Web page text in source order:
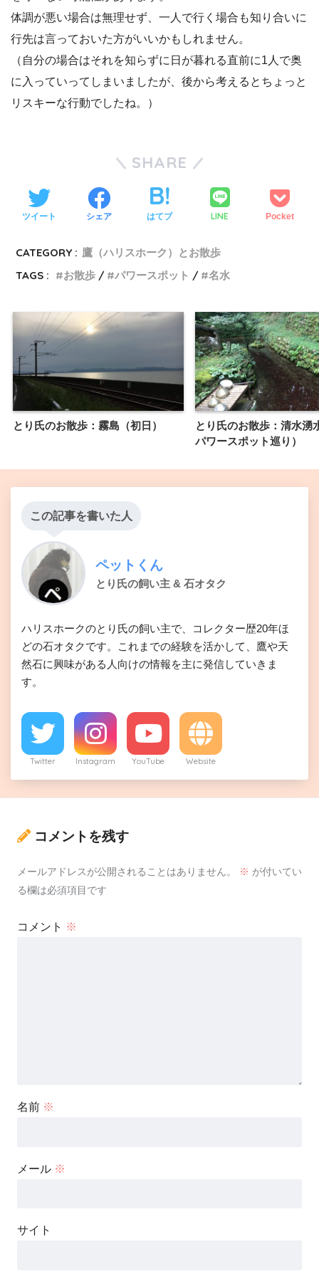
体調が悪い場合は無理せず、一人で行く場合も知り合いに
行先は言っておいた方がいいかもしれません。
（自分の場合はそれを知らずに日が暮れる直前に1人で奥
に入っていってしまいましたが、後から考えるとちょっと
リスキーな行動でしたね。）
SHARE
ツイート シェア はてブ LINE Pocket
CATEGORY : 鷹（ハリスホーク）とお散歩
TAGS :
お散歩 パワースポット 名水
とり氏のお散歩：霧島（初日）
とり氏のお散歩：清水湧
パワースポット巡り）
この記事を書いた人
ペットくん
とり氏の飼い主 & 石オタク
ハリスホークのとり氏の飼い主で、コレクター歴20年ほ
どの石オタクです。これまでの経験を活かして、鷹や天
然石に興味がある人向けの情報を主に発信していきま
す。
Twitter Instagram YouTube Website
コメントを残す
メールアドレスが公開されることはありません。 ※ が付いてい
る欄は必須項目です
コメント ※
名前 ※
メール ※
サイト